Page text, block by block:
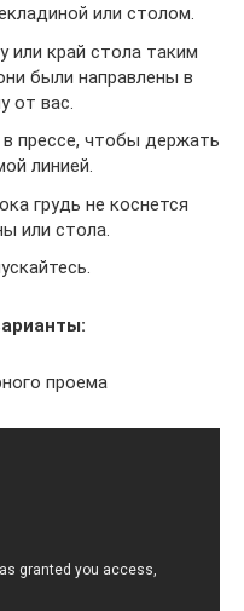
или столом.
или край стола таким
были направлены в
от вас.
прессе, чтобы держать
линией.
грудь не коснется
или стола.
проема